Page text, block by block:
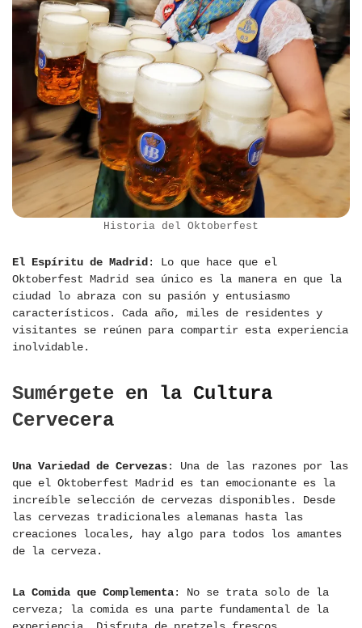
Historia del Oktoberfest
El Espíritu de Madrid: Lo que hace que el
Oktoberfest Madrid sea único es la manera en que la
ciudad lo abraza con su pasión y entusiasmo
característicos. Cada año, miles de residentes y
visitantes se reúnen para compartir esta experiencia
inolvidable.
Sumérgete en la Cultura
Cervecera
Una Variedad de Cervezas: Una de las razones por las
que el Oktoberfest Madrid es tan emocionante es la
increíble selección de cervezas disponibles. Desde
las cervezas tradicionales alemanas hasta las
creaciones locales, hay algo para todos los amantes
de la cerveza.
La Comida que Complementa: No se trata solo de la
cerveza; la comida es una parte fundamental de la